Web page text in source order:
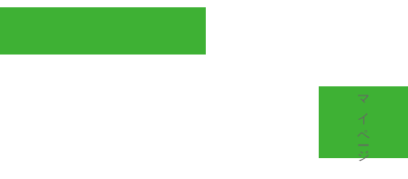
マイページ